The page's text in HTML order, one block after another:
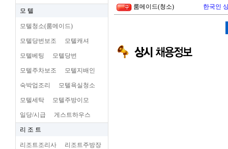
모 텔
모텔청소(룸메이드)
모텔당번보조 모텔캐셔
모텔베팅 모텔당번
모텔주차보조 모텔지배인
숙박업조리 모텔욕실청소
모텔세탁 모텔주방이모
일당/시급 게스트하우스
리 조 트
리조트조리사 리조트주방장
룸메이드(청소) 한국인